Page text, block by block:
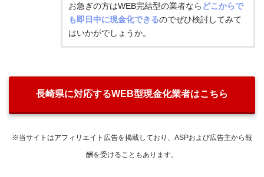
お急ぎの方はWEB完結型の業者なら どこからで
も即日中に現金化できるのでぜひ検討してみて
はいかがでしょうか。
長崎県に対応するWEB型現金化業者はこちら
※当サイトはアフィリエイト広告を掲載しており、ASPおよび広告主から報
酬を受けることもあります。